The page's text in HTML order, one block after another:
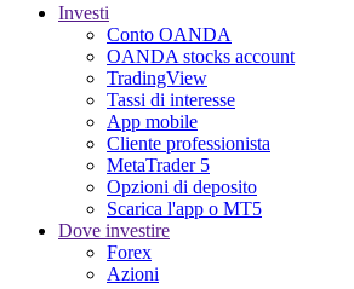
Investi
Conto OANDA
OANDA stocks account
TradingView
Tassi di interesse
App mobile
Cliente professionista
MetaTrader 5
Opzioni di deposito
Scarica l'app o MT5
Dove investire
Forex
Azioni